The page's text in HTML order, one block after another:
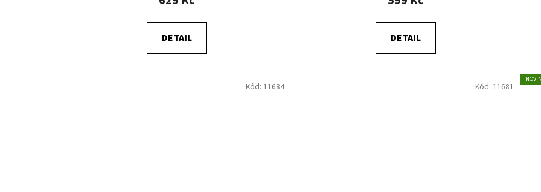
DETAIL DETAIL
Kód: 11684 Kód: 11681